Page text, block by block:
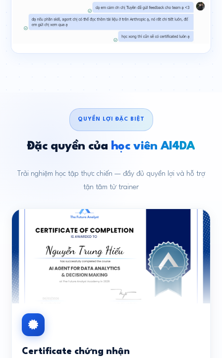
QUYỀN LỢI ĐẶC BIỆT
Đặc quyền của học viên AI4DA
Trải nghiệm học tập thực chiến — đầy đủ quyền lợi và hỗ trợ
tận tâm từ trainer
Certificate chứng nhận